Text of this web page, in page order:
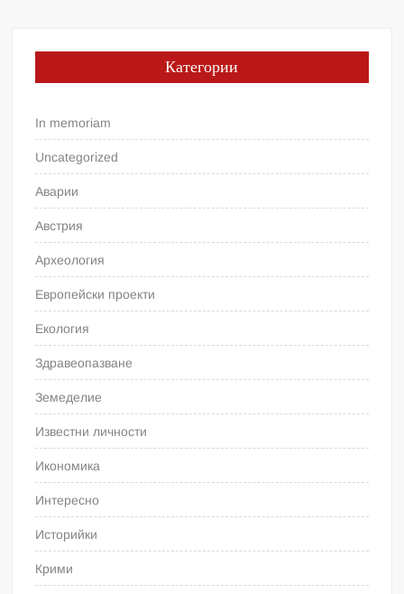
Категории
In memoriam
Uncategorized
Аварии
Австрия
Археология
Европейски проекти
Екология
Здравеопазване
Земеделие
Известни личности
Икономика
Интересно
Историйки
Крими